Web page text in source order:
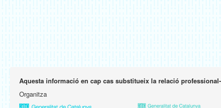
Aquesta informació en cap cas substitueix la relació
Organitza